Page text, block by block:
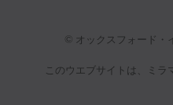
© オックスフォード・
このウエブサイトは、ミラ